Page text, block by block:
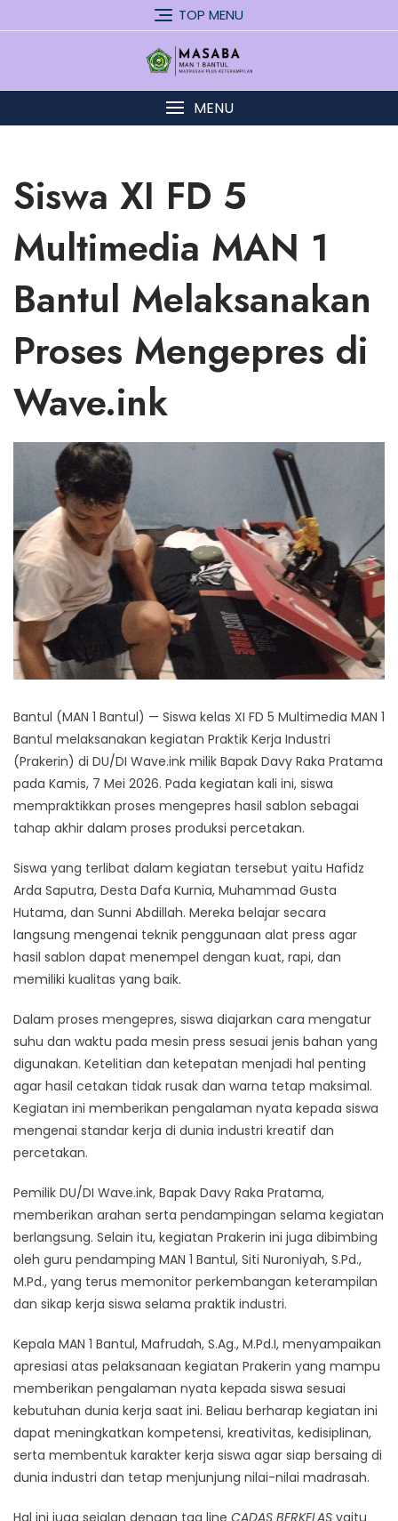
to
TOP MENU
MENU
Siswa XI FD 5
Multimedia MAN 1
Bantul Melaksanakan
Proses Mengepres di
Wave.ink
Bantul (MAN 1 Bantul) — Siswa kelas XI FD 5 Multimedia MAN 1
Bantul melaksanakan kegiatan Praktik Kerja Industri
(Prakerin) di DU/DI Wave.ink milik Bapak Davy Raka Pratama
pada Kamis, 7 Mei 2026. Pada kegiatan kali ini, siswa
mempraktikkan proses mengepres hasil sablon sebagai
tahap akhir dalam proses produksi percetakan.
Siswa yang terlibat dalam kegiatan tersebut yaitu Hafidz
Arda Saputra, Desta Dafa Kurnia, Muhammad Gusta
Hutama, dan Sunni Abdillah. Mereka belajar secara
langsung mengenai teknik penggunaan alat press agar
hasil sablon dapat menempel dengan kuat, rapi, dan
memiliki kualitas yang baik.
Dalam proses mengepres, siswa diajarkan cara mengatur
suhu dan waktu pada mesin press sesuai jenis bahan yang
digunakan. Ketelitian dan ketepatan menjadi hal penting
agar hasil cetakan tidak rusak dan warna tetap maksimal.
Kegiatan ini memberikan pengalaman nyata kepada siswa
mengenai standar kerja di dunia industri kreatif dan
percetakan.
Pemilik DU/DI Wave.ink, Bapak Davy Raka Pratama,
memberikan arahan serta pendampingan selama kegiatan
berlangsung. Selain itu, kegiatan Prakerin ini juga dibimbing
oleh guru pendamping MAN 1 Bantul, Siti Nuroniyah, S.Pd.,
M.Pd., yang terus memonitor perkembangan keterampilan
dan sikap kerja siswa selama praktik industri.
Kepala MAN 1 Bantul, Mafrudah, S.Ag., M.Pd.I, menyampaikan
apresiasi atas pelaksanaan kegiatan Prakerin yang mampu
memberikan pengalaman nyata kepada siswa sesuai
kebutuhan dunia kerja saat ini. Beliau berharap kegiatan ini
dapat meningkatkan kompetensi, kreativitas, kedisiplinan,
serta membentuk karakter kerja siswa agar siap bersaing di
dunia industri dan tetap menjunjung nilai-nilai madrasah.